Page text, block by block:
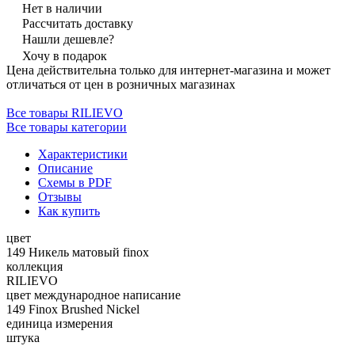
Нет в наличии
Рассчитать доставку
Нашли дешевле?
Хочу в подарок
Цена действительна только для интернет-магазина и может
отличаться от цен в розничных магазинах
Все товары RILIEVO
Все товары категории
Характеристики
Описание
Схемы в PDF
Отзывы
Как купить
цвет
149 Никель матовый finox
коллекция
RILIEVO
цвет международное написание
149 Finox Brushed Nickel
единица измерения
штука